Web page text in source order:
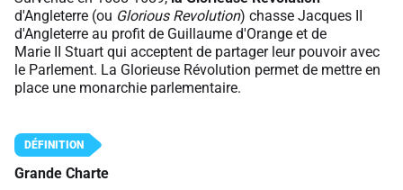
d'Angleterre (ou Glorious Revolution) chasse Jacques II
d'Angleterre au profit de Guillaume d'Orange et de
Marie II Stuart qui acceptent de partager leur pouvoir avec
le Parlement. La Glorieuse Révolution permet de mettre en
place une monarchie parlementaire.
Grande Charte